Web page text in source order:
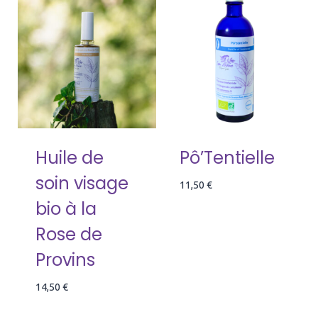
Huile de
soin visage
bio à la
Rose de
Provins
14,50 €
Pô’Tentielle
11,50 €